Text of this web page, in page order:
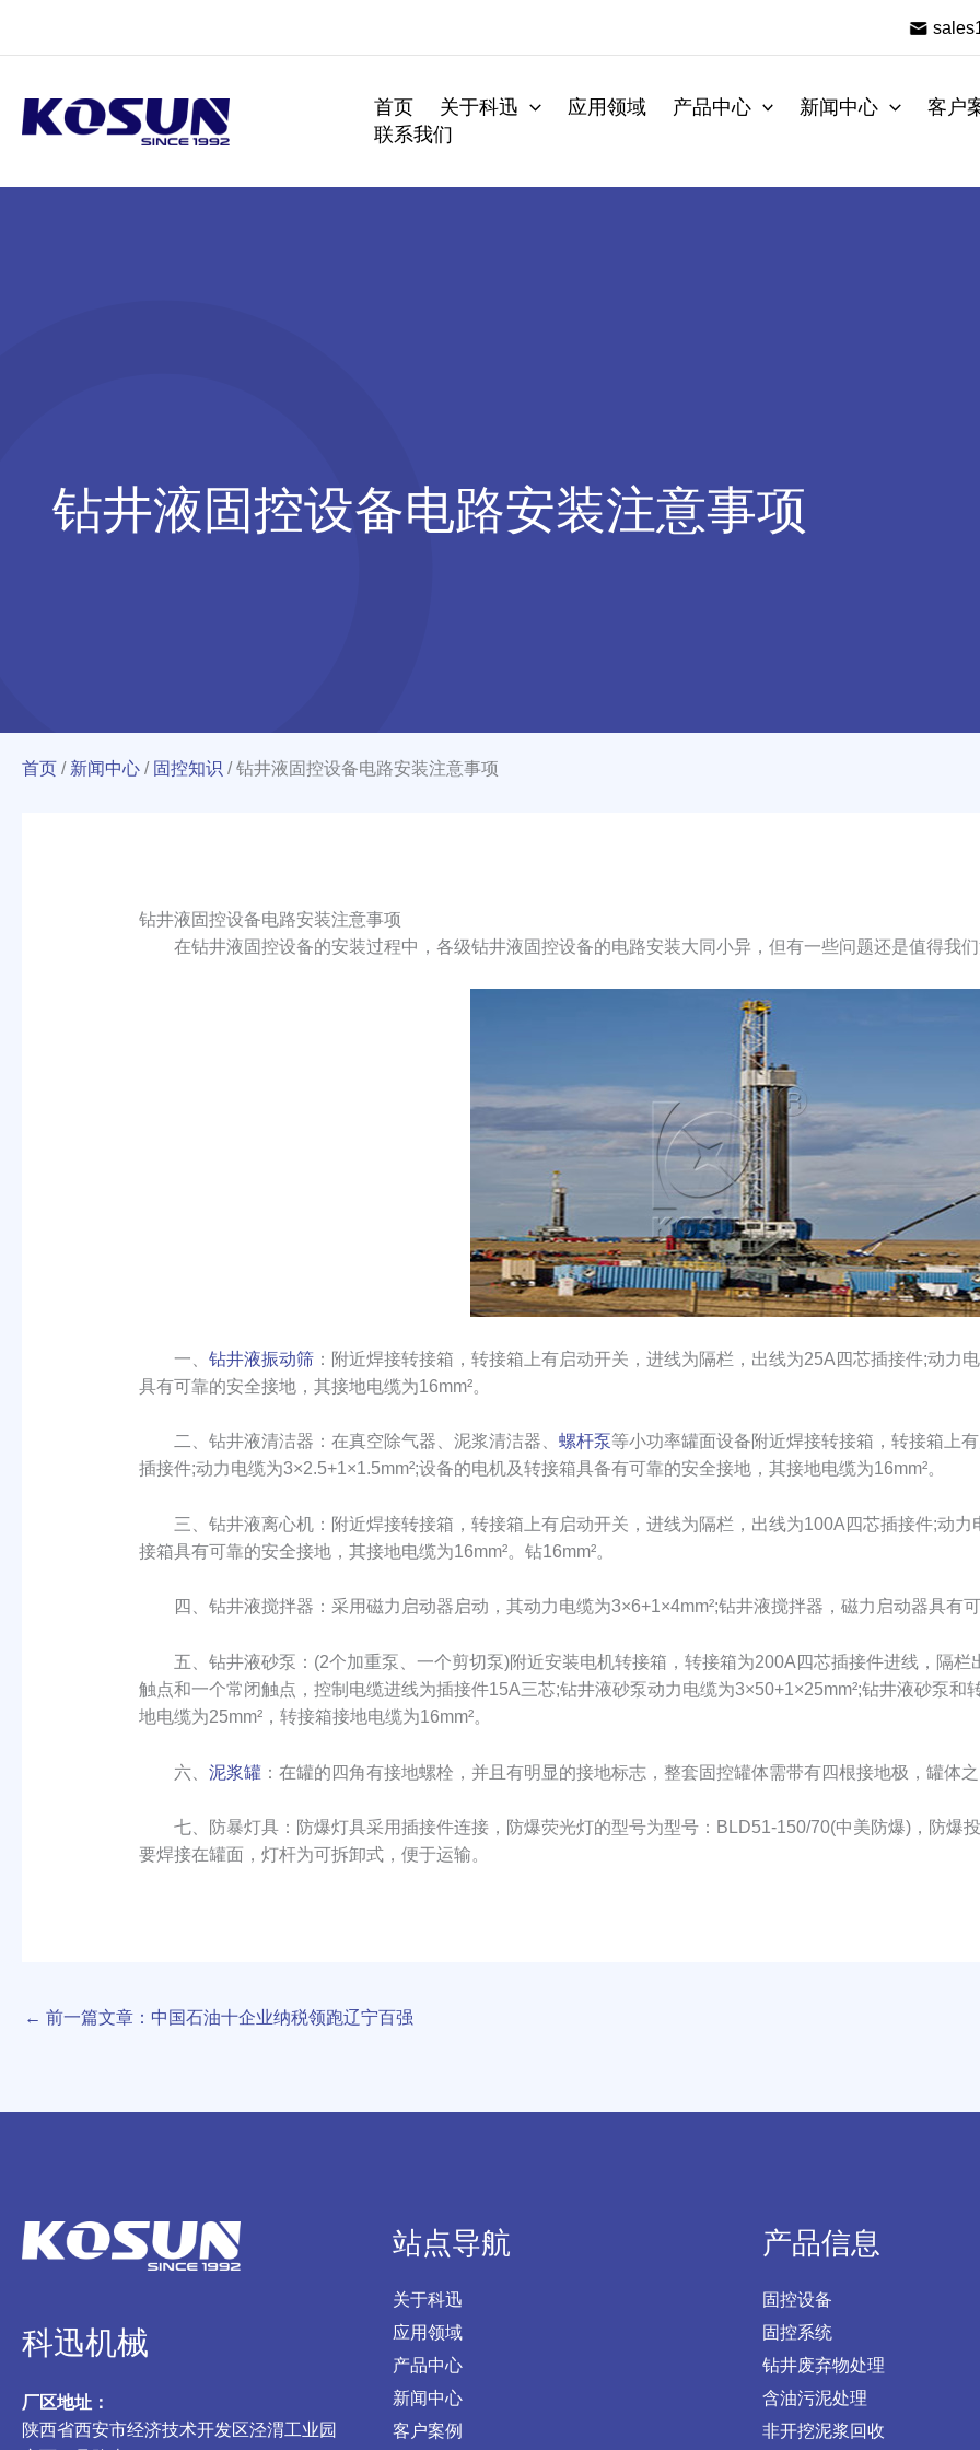
首页 关于科迅 应用领域 产品中心 新闻中心
客户
联系我们
钻井液固控设备电路安装注意事项
首页 / 新闻中心 / 固控知识 /钻井液固控设备电路安装注意事项
钻井液固控设备电路安装注意事项
在钻井液固控设备的安装过程中，各级钻井液固控设备的电路安装大同小异，但有一些问题还是值得我
一、 钻井液振动筛：附近焊接转接箱，转接箱上有启动开关，进线为隔栏，出线为25A四芯插接件;动力
具有可靠的安全接地，其接地电缆为16mm²。
二、钻井液清洁器：在真空除气器、泥浆清洁器、 螺杆泵等小功率罐面设备附近焊接转接箱，转接箱上
插接件;动力电缆为3×2.5+1×1.5mm²;设备的电机及转接箱具备有可靠的安全接地，其接地电缆为16mm²。
三、钻井液离心机：附近焊接转接箱，转接箱上有启动开关，进线为隔栏，出线为100A四芯插接件;动力
接箱具有可靠的安全接地，其接地电缆为16mm²。钻16mm²。
四、钻井液搅拌器：采用磁力启动器启动，其动力电缆为3×6+1×4mm²;钻井液搅拌器，磁力启动器具有
五、钻井液砂泵：(2个加重泵、一个剪切泵)附近安装电机转接箱，转接箱为200A四芯插接件进线，隔栏
触点和一个常闭触点，控制电缆进线为插接件15A三芯;钻井液砂泵动力电缆为3×50+1×25mm²;钻井液砂泵和
地电缆为25mm²，转接箱接地电缆为16mm²。
六、 泥浆罐：在罐的四角有接地螺栓，并且有明显的接地标志，整套固控罐体需带有四根接地极，罐体
七、防暴灯具：防爆灯具采用插接件连接，防爆荧光灯的型号为型号：BLD51-150/70(中美防爆)，防爆
要焊接在罐面，灯杆为可拆卸式，便于运输。
← 前一篇文章：中国石油十企业纳税领跑辽宁百强
科迅机械
厂区地址：
陕西省西安市经济技术开发区泾渭工业园
站点导航
关于科迅
应用领域
产品中心
新闻中心
客户案例
产品信息
固控设备
固控系统
钻井废弃物处理
含油污泥处理
非开挖泥浆回收